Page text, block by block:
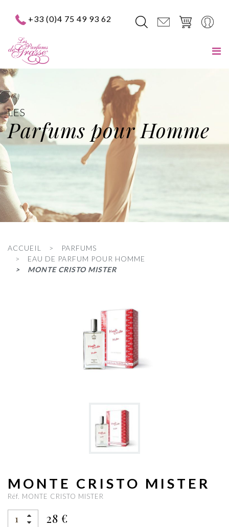
+33 (0)4 75 49 93 62
LES
Parfums pour Homme
ACCUEIL
PARFUMS
EAU DE PARFUM POUR HOMME
MONTE CRISTO MISTER
MONTE CRISTO MISTER
Réf. MONTE CRISTO MISTER
28 €